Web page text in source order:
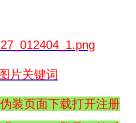
装页面下载打开注册